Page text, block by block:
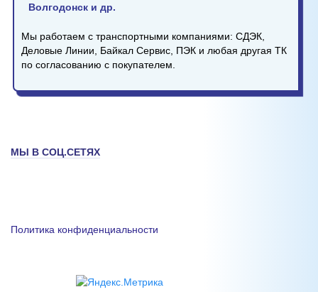
Волгодонск и др.
Мы работаем с транспортными компаниями: СДЭК,
Деловые Линии, Байкал Сервис, ПЭК и любая другая ТК
по согласованию с покупателем.
МЫ В СОЦ.СЕТЯХ
Политика конфиденциальности